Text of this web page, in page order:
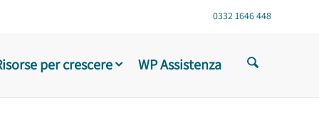
0332 1646 448
per crescere WP Assistenza